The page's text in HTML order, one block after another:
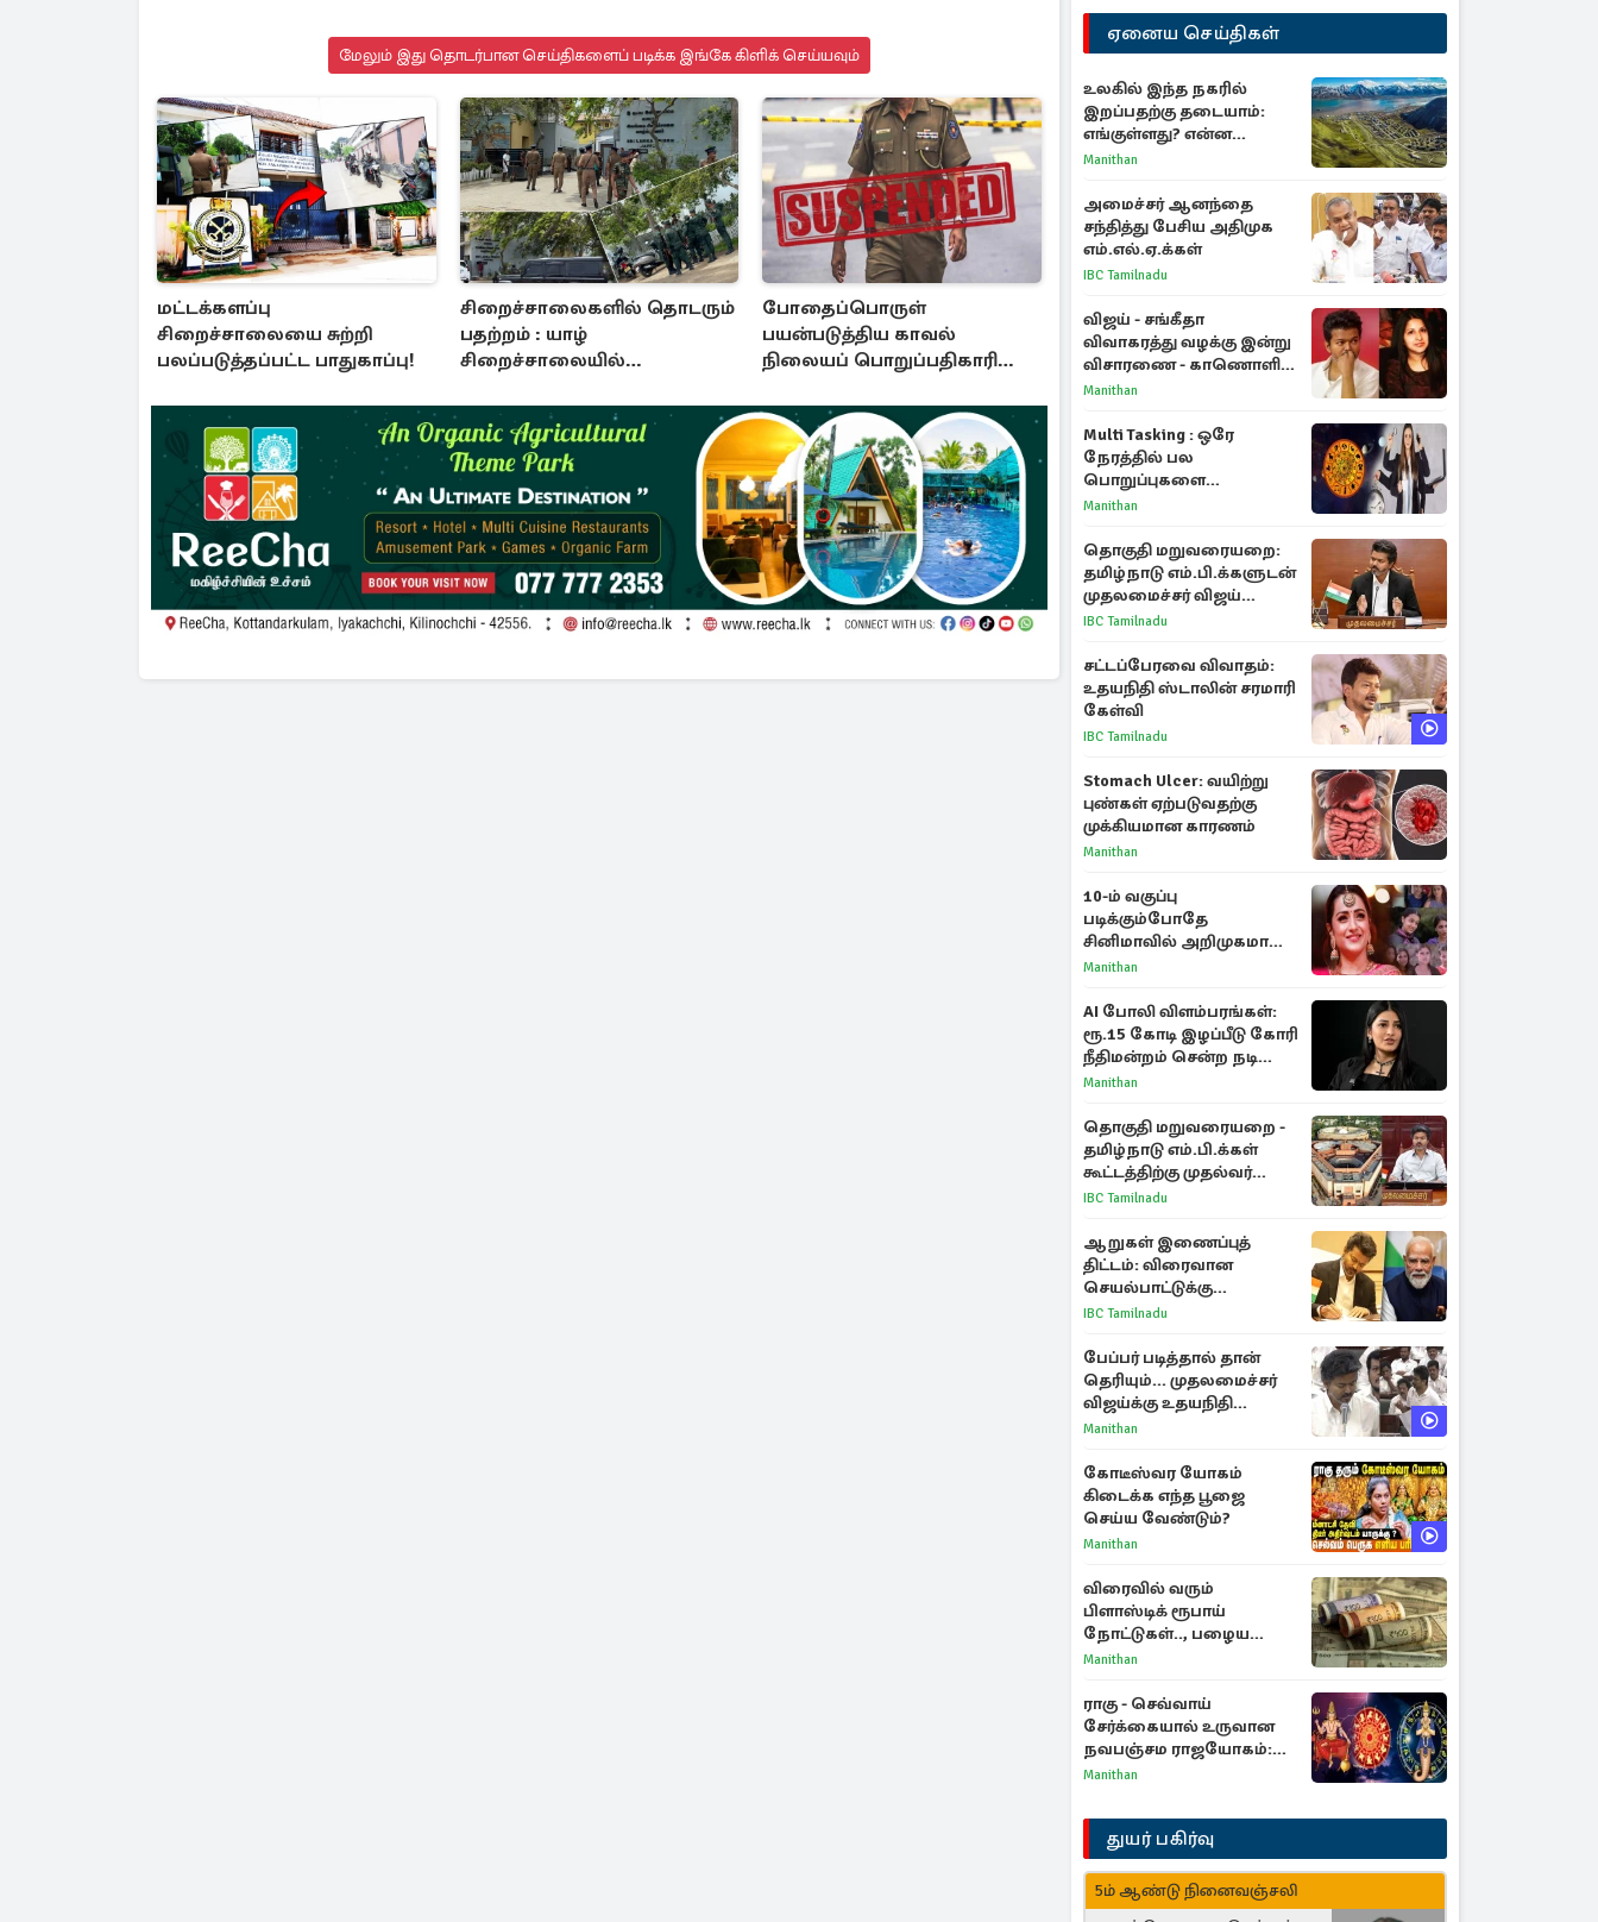
மேலும் இது தொடர்பான செய்திகளைப் படிக்க இங்கே கிளிக் செய்யவும்
மட்டக்களப்பு
சிறைச்சாலையை சுற்றி
பலப்படுத்தப்பட்ட பாதுகாப்பு!
சிறைச்சாலைகளில் தொடரும்
பதற்றம் : யாழ்
சிறைச்சாலையில்
பாதுகாப்பு!
போதைப்பொருள்
பயன்படுத்திய காவல்
நிலையப் பொறுப்பதிகாரி
ஏனைய செய்திகள்
உலகில் இந்த நகரில்
இறப்பதற்கு தடையாம்:
எங்குள்ளது? என்ன
காரணம் தெரியுமா?
Manithan
அமைச்சர் ஆனந்தை
சந்தித்து பேசிய அதிமுக
எம்.எல்.ஏ.க்கள்
IBC Tamilnadu
விஜய் - சங்கீதா
விவாகரத்து வழக்கு இன்று
விசாரணை - காணொளி
மூலம் ஆஜராக வாய்ப்பு
Manithan
Multi Tasking : ஒரே
நேரத்தில் பல
பொறுப்புகளை
கையாளும் டாப் 3 ராசிகள்!
Manithan
தொகுதி மறுவரையறை:
தமிழ்நாடு எம்.பி.க்களுடன்
முதலமைச்சர் விஜய்
ஆலோசனை
IBC Tamilnadu
சட்டப்பேரவை விவாதம்:
உதயநிதி ஸ்டாலின் சரமாரி
கேள்வி
IBC Tamilnadu
Stomach Ulcer: வயிற்று
புண்கள் ஏற்படுவதற்கு
முக்கியமான காரணம்
Manithan
10-ம் வகுப்பு
படிக்கும்போதே
சினிமாவில் அறிமுகமான
த்ரிஷா! உண்மையை
காந்தி
Manithan
AI போலி விளம்பரங்கள்:
ரூ.15 கோடி இழப்பீடு கோரி
நீதிமன்றம் சென்ற நடிகை
ஸ்ருதி ஹாசன்!
Manithan
தொகுதி மறுவரையறை -
தமிழ்நாடு எம்.பி.க்கள்
கூட்டத்திற்கு முதல்வர்
விஜய் அழைப்பு
IBC Tamilnadu
ஆறுகள் இணைப்புத்
திட்டம்: விரைவான
செயல்பாட்டுக்கு
பிரதமருக்கு முதலமைச்சர்
IBC Tamilnadu
பேப்பர் படித்தால் தான்
தெரியும்... முதலமைச்சர்
விஜய்க்கு உதயநிதி
ஸ்டாலின் பதிலடி
Manithan
கோடீஸ்வர யோகம்
கிடைக்க எந்த பூஜை
செய்ய வேண்டும்?
Manithan
விரைவில் வரும்
பிளாஸ்டிக் ரூபாய்
நோட்டுகள்.., பழைய
காகித நோட்டுகள்
Manithan
ராகு - செவ்வாய்
சேர்க்கையால் உருவான
நவபஞ்சம ராஜயோகம்:
அதிர்ஷ்டம் பெறும் 3
Manithan
துயர் பகிர்வு
5ம் ஆண்டு நினைவஞ்சலி